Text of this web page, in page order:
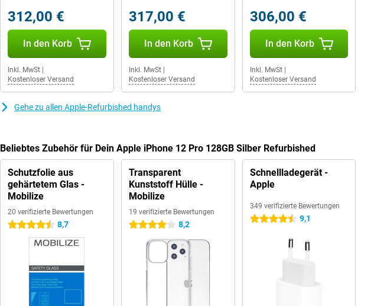
312,00 €
In den Korb
Inkl. MwSt
Kostenloser Versand
317,00 €
In den Korb
Inkl. MwSt|
Kostenloser Versand
306,00 €
In den Korb
Inkl. MwSt|
Kostenloser Versand
Gehe zu allen Apple-Refurbished handys
Beliebtes Zubehör für Dein Apple iPhone 12 Pro 128GB Silber Refurbished
Schutzfolie aus
gehärtetem Glas -
Mobilize
20 verifizierte Bewertungen
4.5 Sterne 8,7
Transparent
Kunststoff Hülle -
Mobilize
19 verifizierte Bewertungen
4 Sterne 8,2
Schnellladegerät -
Apple
349 verifizierte Bewertungen
4.5 Sterne 9,1